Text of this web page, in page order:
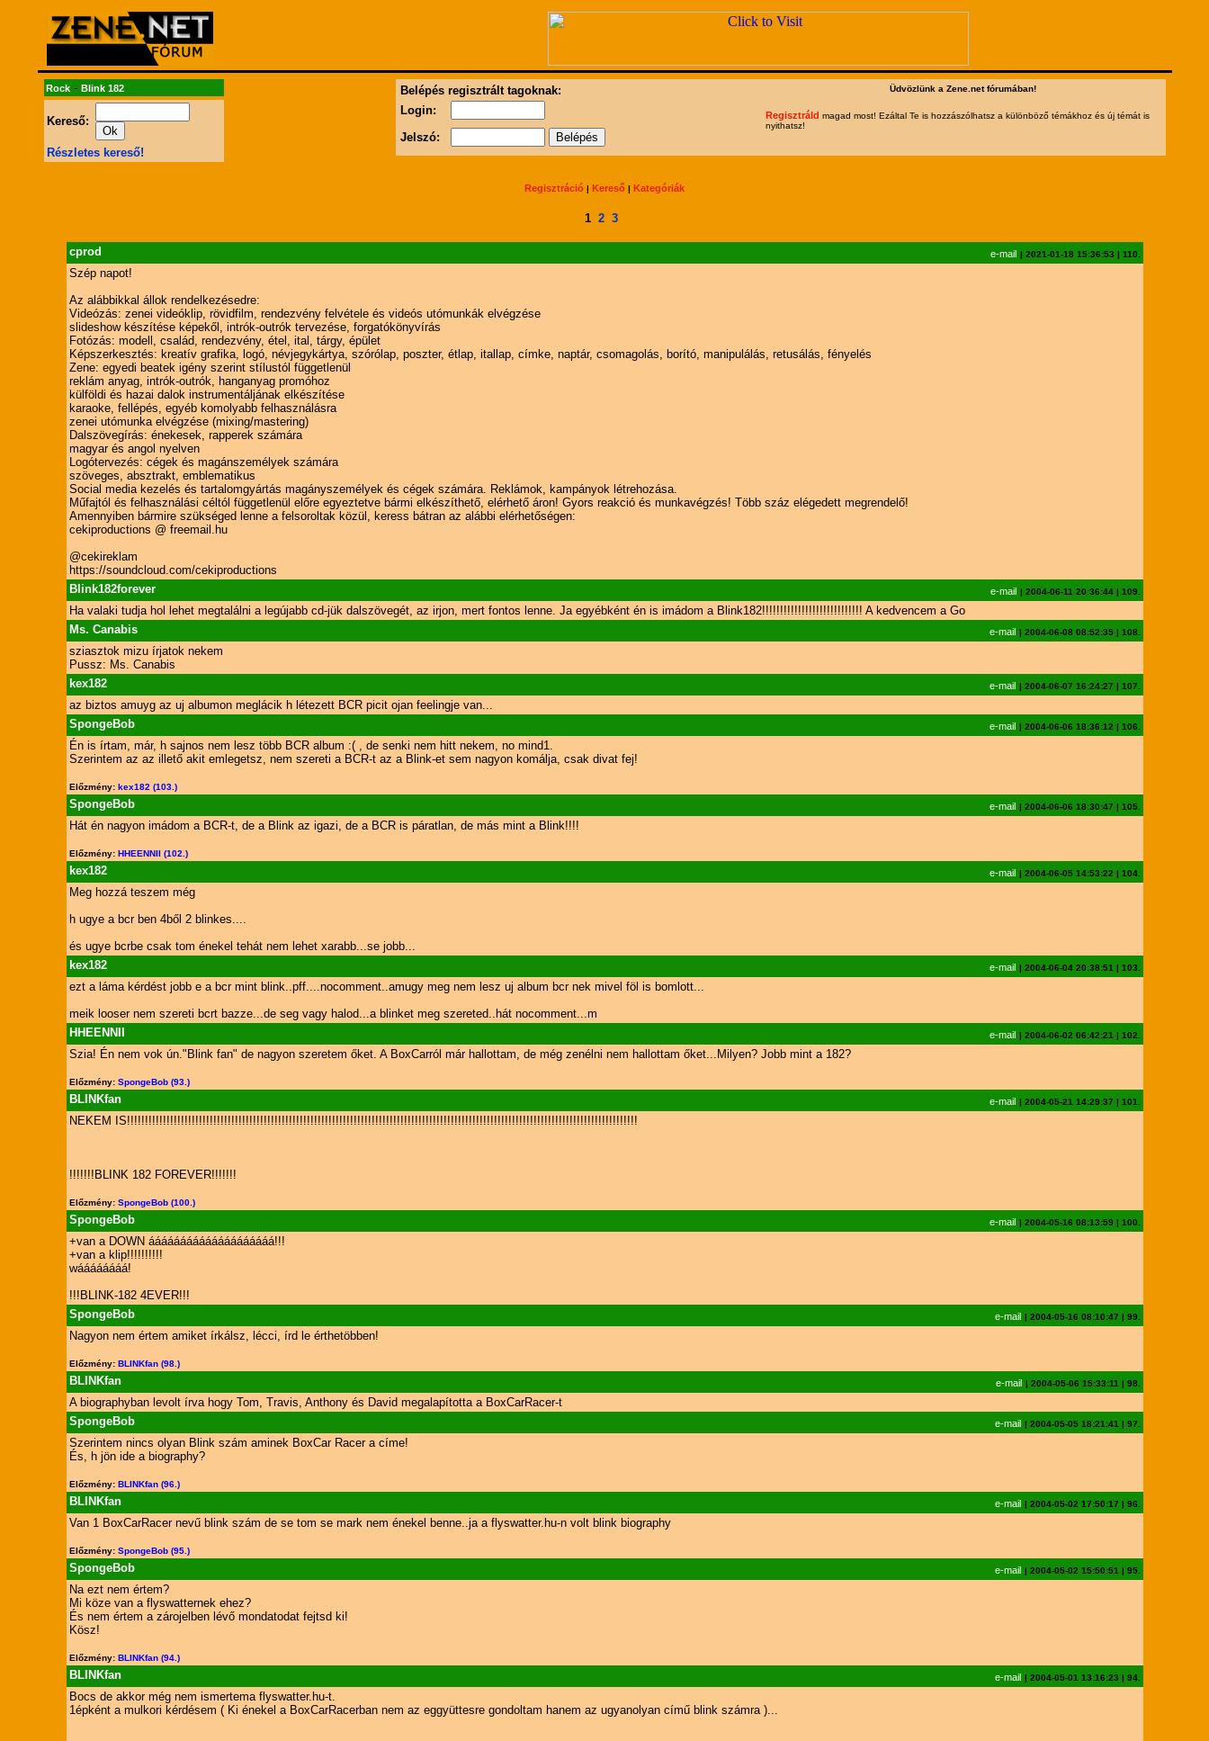
Rock- Blink 182
Kereső:
Részletes kereső!
Belépés regisztrált tagoknak:
Login:
Jelszó:
Üdvözlünk a Zene.net fórumában!
Regisztráld magad most! Ezáltal Te is hozzászólhatsz a különböző témákhoz és új témát is
nyithatsz!
Regisztráció | Kereső | Kategóriák
1 2 3
cprod e-mail | 2021-01-18 15:36:53 | 110.
Szép napot!
Az alábbikkal állok rendelkezésedre:
Videózás: zenei videóklip, rövidfilm, rendezvény felvétele és videós utómunkák elvégzése
slideshow készítése képekől, intrók-outrók tervezése, forgatókönyvírás
Fotózás: modell, család, rendezvény, étel, ital, tárgy, épület
Képszerkesztés: kreatív grafika, logó, névjegykártya, szórólap, poszter, étlap, itallap, címke, naptár, csomagolás, borító, manipulálás, retusálás, fényelés
Zene: egyedi beatek igény szerint stílustól függetlenül
reklám anyag, intrók-outrók, hanganyag promóhoz
külföldi és hazai dalok instrumentáljának elkészítése
karaoke, fellépés, egyéb komolyabb felhasználásra
zenei utómunka elvégzése (mixing/mastering)
Dalszövegírás: énekesek, rapperek számára
magyar és angol nyelven
Logótervezés: cégek és magánszemélyek számára
szöveges, absztrakt, emblematikus
Social media kezelés és tartalomgyártás magányszemélyek és cégek számára. Reklámok, kampányok létrehozása.
Műfajtól és felhasználási céltól függetlenül előre egyeztetve bármi elkészíthető, elérhető áron! Gyors reakció és munkavégzés! Több száz elégedett megrendelő!
Amennyiben bármire szükséged lenne a felsoroltak közül, keress bátran az alábbi elérhetőségen:
cekiproductions @ freemail.hu
@cekireklam
https://soundcloud.com/cekiproductions
Blink182forever
e-mail | 2004-06-11 20:36:44| 109.
Ha valaki tudja hol lehet megtalálni a legújabb cd-jük dalszövegét, az irjon, mert fontos lenne. Ja egyébként én is imádom a Blink182!!!!!!!!!!!!!!!!!!!!!!!!!!!! A kedvencem a Go
Ms. Canabis
e-mail | 2004-06-08 08:52:35| 108.
sziasztok mizu írjatok nekem
Pussz: Ms. Canabis
kex182
e-mail | 2004-06-07 16:24:27 | 107.
az biztos amuyg az uj albumon meglácik h létezett BCR picit ojan feelingje van...
SpongeBob
e-mail | 2004-06-06 18:36:12 | 106.
Én is írtam, már, h sajnos nem lesz több BCR album :( , de senki nem hitt nekem, no mind1.
Szerintem az az illető akit emlegetsz, nem szereti a BCR-t az a Blink-et sem nagyon komálja, csak divat fej!
Előzmény: kex182 (103.)
SpongeBob e-mail | 2004-06-06 18:30:47 | 105.
Hát én nagyon imádom a BCR-t, de a Blink az igazi, de a BCR is páratlan, de más mint a Blink!!!!
Előzmény: HHEENNII (102.)
kex182 e-mail | 2004-06-05 14:53:22 | 104.
Meg hozzá teszem még
h ugye a bcr ben 4ből 2 blinkes....
és ugye bcrbe csak tom énekel tehát nem lehet xarabb...se jobb...
kex182
e-mail | 2004-06-04 20:38:51 | 103.
ezt a láma kérdést jobb e a bcr mint blink..pff....nocomment..amugy meg nem lesz uj album bcr nek mivel föl is bomlott...
meik looser nem szereti bcrt bazze...de seg vagy halod...a blinket meg szereted..hát nocomment...m
HHEENNII
e-mail | 2004-06-02 06:42:21 | 102.
Szia! Én nem vok ún."Blink fan" de nagyon szeretem őket. A BoxCarról már hallottam, de még zenélni nem hallottam őket...Milyen? Jobb mint a 182?
Előzmény: SpongeBob (93.)
BLINKfan e-mail | 2004-05-21 14:29:37 | 101.
NEKEM IS!!!!!!!!!!!!!!!!!!!!!!!!!!!!!!!!!!!!!!!!!!!!!!!!!!!!!!!!!!!!!!!!!!!!!!!!!!!!!!!!!!!!!!!!!!!!!!!!!!!!!!!!!!!!!!!!!!!!!!!!!!!!!!!!!!!!!!!!!!!!!!
!!!!!!!BLINK 182 FOREVER!!!!!!!
Előzmény: SpongeBob (100.)
SpongeBob e-mail | 2004-05-16 08:13:59 | 100.
+van a DOWN áááááááááááááááááááá!!!
+van a klip!!!!!!!!!!
wáááááááá!
!!!BLINK-182 4EVER!!!
SpongeBob
e-mail | 2004-05-16 08:10:47 | 99.
Nagyon nem értem amiket írkálsz, lécci, írd le érthetöbben!
Előzmény: BLINKfan (98.)
BLINKfan e-mail | 2004-05-06 15:33:11 | 98.
A biographyban levolt írva hogy Tom, Travis, Anthony és David megalapította a BoxCarRacer-t
SpongeBob
e-mail | 2004-05-05 18:21:41 | 97.
Szerintem nincs olyan Blink szám aminek BoxCar Racer a címe!
És, h jön ide a biography?
Előzmény: BLINKfan (96.)
BLINKfan e-mail | 2004-05-02 17:50:17 | 96.
Van 1 BoxCarRacer nevű blink szám de se tom se mark nem énekel benne..ja a flyswatter.hu-n volt blink biography
Előzmény: SpongeBob (95.)
SpongeBob e-mail | 2004-05-02 15:50:51 | 95.
Na ezt nem értem?
Mi köze van a flyswatternek ehez?
És nem értem a zárojelben lévő mondatodat fejtsd ki!
Kösz!
Előzmény: BLINKfan (94.)
BLINKfan e-mail | 2004-05-01 13:16:23 | 94.
Bocs de akkor még nem ismertema flyswatter.hu-t.
1épként a mulkori kérdésem ( Ki énekel a BoxCarRacerban nem az eggyüttesre gondoltam hanem az ugyanolyan című blink számra )...